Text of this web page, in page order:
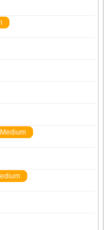
Medium